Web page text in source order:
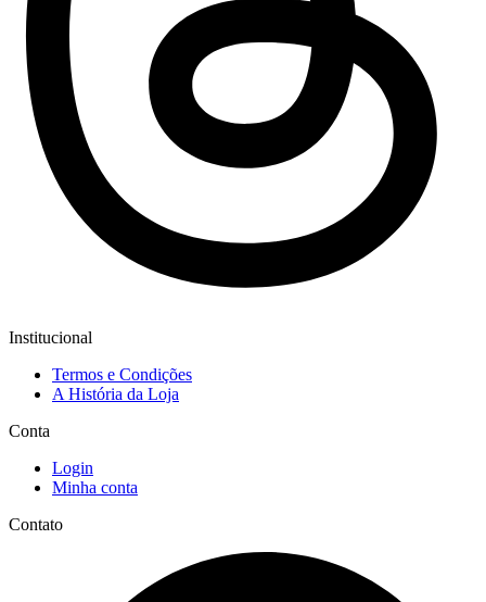
Institucional
Termos e Condições
A História da Loja
Conta
Login
Minha conta
Contato